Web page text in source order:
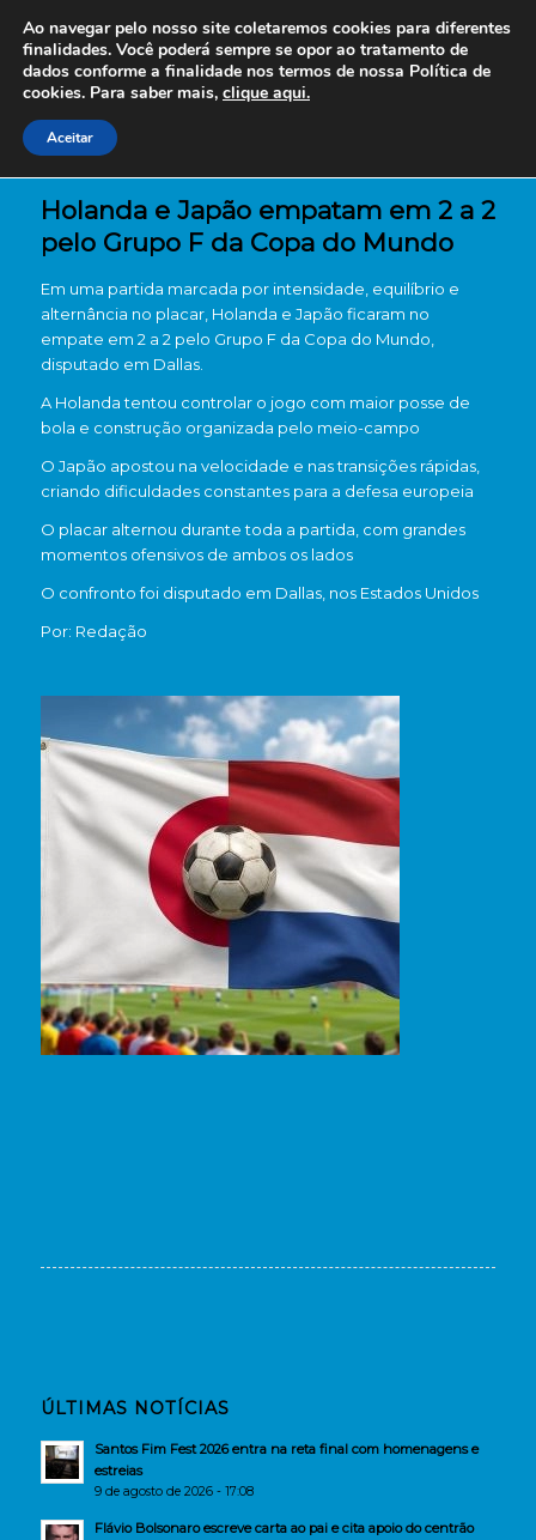
Holanda e Japão empatam em 2 a 2
pelo Grupo F da Copa do Mundo
Em uma partida marcada por intensidade, equilíbrio e
alternância no placar, Holanda e Japão ficaram no
empate em 2 a 2 pelo Grupo F da Copa do Mundo,
disputado em Dallas.
A Holanda tentou controlar o jogo com maior posse de
bola e construção organizada pelo meio-campo
O Japão apostou na velocidade e nas transições rápidas,
criando dificuldades constantes para a defesa europeia
O placar alternou durante toda a partida, com grandes
momentos ofensivos de ambos os lados
O confronto foi disputado em Dallas, nos Estados Unidos
Por: Redação
ÚLTIMAS NOTÍCIAS
Santos Fim Fest 2026 entra na reta final com homenagens e
estreias
9 de agosto de 2026 - 17:08
Flávio Bolsonaro escreve carta ao pai e cita apoio do centrão
Ao navegar pelo nosso site coletaremos cookies para diferentes
finalidades. Você poderá sempre se opor ao tratamento de
dados conforme a finalidade nos termos de nossa Política de
cookies. Para saber mais, clique aqui.
Aceitar